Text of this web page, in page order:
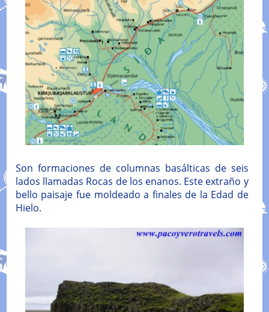
Son formaciones de columnas basálticas de seis
lados llamadas Rocas de los enanos. Este extraño y
bello paisaje fue moldeado a finales de la Edad de
Hielo.